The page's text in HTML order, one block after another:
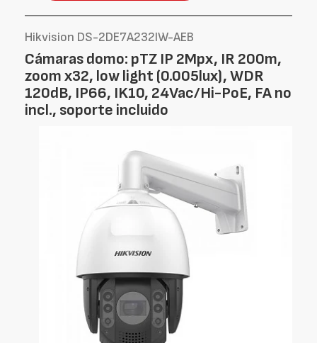
Hikvision DS-2DE7A232IW-AEB
Cámaras domo: pTZ IP 2Mpx, IR 200m,
zoom x32, low light (0.005lux), WDR
120dB, IP66, IK10, 24Vac/Hi-PoE, FA no
incl., soporte incluido